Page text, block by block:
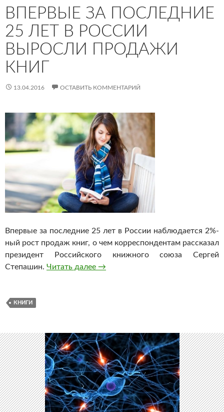
ВПЕРВЫЕ ЗА ПОСЛЕДНИЕ
25 ЛЕТ В РОССИИ
ВЫРОСЛИ ПРОДАЖИ
КНИГ
13.04.2016 ОСТАВИТЬ КОММЕНТАРИЙ
Впервые за последние 25 лет в России наблюдается 2%-
ный рост продаж книг, о чем корреспондентам рассказал
президент Российского книжного союза Сергей
Степашин. Читать далее Впервые за последние 25 лет в
→
КНИГИ